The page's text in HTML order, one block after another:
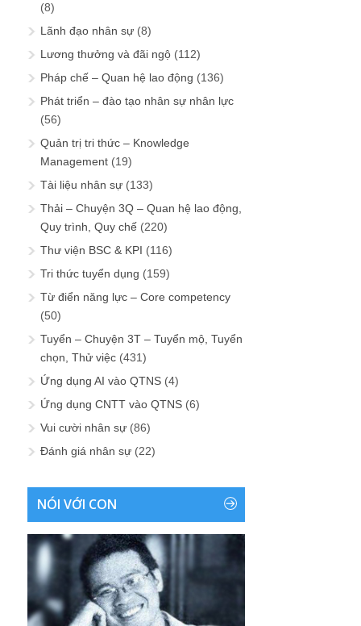
(8)
Lãnh đạo nhân sự (8)
Lương thưởng và đãi ngộ (112)
Pháp chế – Quan hệ lao động (136)
Phát triển – đào tạo nhân sự nhân lực
(56)
Quản trị tri thức – Knowledge
Management (19)
Tài liệu nhân sự (133)
Thải – Chuyện 3Q – Quan hệ lao động,
Quy trình, Quy chế (220)
Thư viện BSC & KPI (116)
Tri thức tuyển dụng (159)
Từ điển năng lực – Core competency
(50)
Tuyển – Chuyện 3T – Tuyển mộ, Tuyển
chọn, Thử việc (431)
Ứng dụng AI vào QTNS (4)
Ứng dụng CNTT vào QTNS (6)
Vui cười nhân sự (86)
Đánh giá nhân sự (22)
NÓI VỚI CON